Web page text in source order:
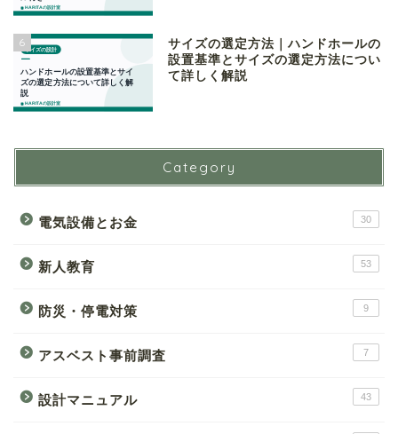
6
サイズの選定方法｜ハンドホールの
設置基準とサイズの選定方法につい
て詳しく解説
Category
電気設備とお金 30
新人教育 53
防災・停電対策 9
アスベスト事前調査 7
設計マニュアル 43